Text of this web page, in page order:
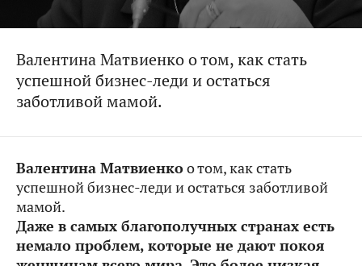
Валентина Матвиенко о том, как стать
успешной бизнес-леди и остаться
заботливой мамой.
Валентина Матвиенкоо том, как стать
успешной бизнес-леди и остаться заботливой
мамой.
Даже в самых благополучных странах есть
немало проблем, которые не дают покоя